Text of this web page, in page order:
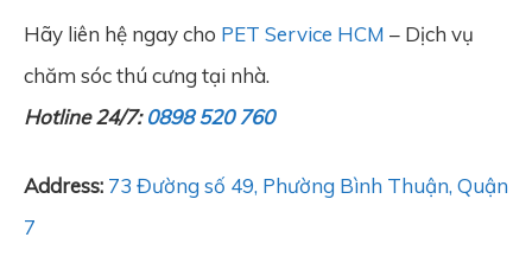
Hãy liên hệ ngay cho PET Service HCM – Dịch vụ
chăm sóc thú cưng tại nhà.
Hotline 24/7:0898 520 760
Address: 73 Đường số 49, Phường Bình Thuận, Quận
7